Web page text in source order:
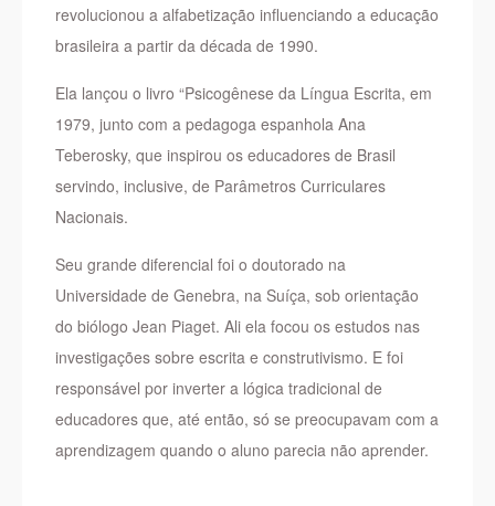
revolucionou a alfabetização influenciando a educação
brasileira a partir da década de 1990.
Ela lançou o livro “Psicogênese da Língua Escrita, em
1979, junto com a pedagoga espanhola Ana
Teberosky, que inspirou os educadores de Brasil
servindo, inclusive, de Parâmetros Curriculares
Nacionais.
Seu grande diferencial foi o doutorado na
Universidade de Genebra, na Suíça, sob orientação
do biólogo Jean Piaget. Ali ela focou os estudos nas
investigações sobre escrita e construtivismo. E foi
responsável por inverter a lógica tradicional de
educadores que, até então, só se preocupavam com a
aprendizagem quando o aluno parecia não aprender.